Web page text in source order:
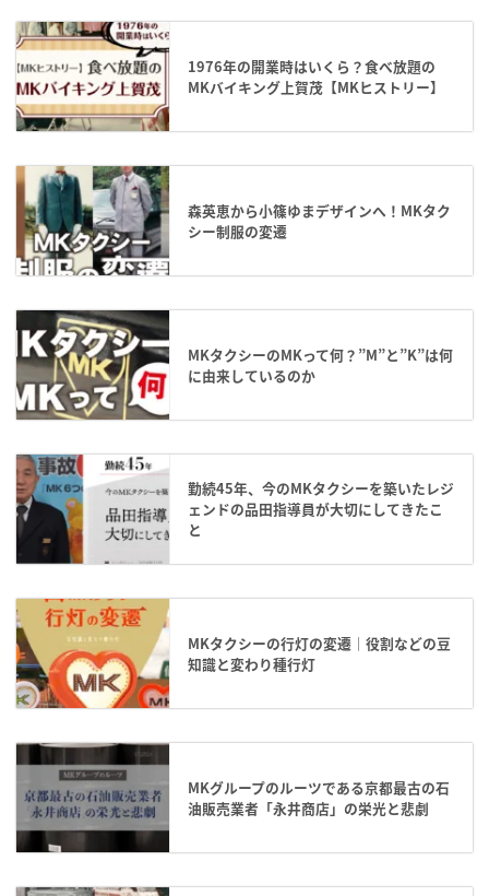
1976年の開業時はいくら？食べ放題の
MKバイキング上賀茂【MKヒストリー】
森英恵から小篠ゆまデザインへ！MKタク
シー制服の変遷
MKタクシーのMKって何？”M”と”K”は何
に由来しているのか
勤続45年、今のMKタクシーを築いたレジ
ェンドの品田指導員が大切にしてきたこ
と
MKタクシーの行灯の変遷｜役割などの豆
知識と変わり種行灯
MKグループのルーツである京都最古の石
油販売業者「永井商店」の栄光と悲劇